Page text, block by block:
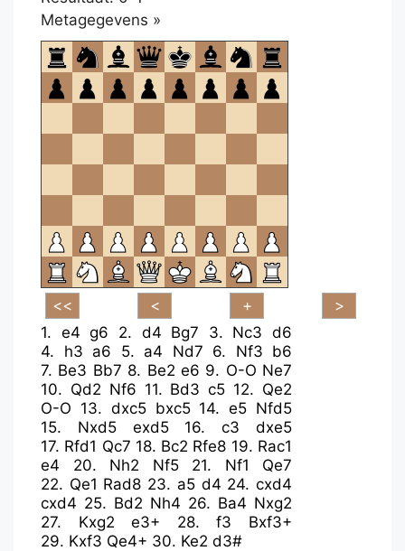
Metagegevens »
om
te
openen.
1. e4 g6 2. d4 Bg7 3. Nc3 d6
4. h3 a6 5. a4 Nd7 6. Nf3 b6
7. Be3 Bb7 8. Be2 e6 9. O-O Ne7
10. Qd2 Nf6 11. Bd3 c5 12. Qe2
O-O 13. dxc5 bxc5 14.e5 Nfd5
15. Nxd5 exd5 16.c3
dxe5
17. Rfd1 Qc7 18. Bc2 Rfe8 19. Rac1
e4
20. Nh2 Nf5 21. Nf1
Qe7
22. Qe1 Rad8 23. a5 d4 24.cxd4
cxd4 25. Bd2 Nh4 26. Ba4 Nxg2
27. Kxg2 e3+ 28.f3
Bxf3+
29. Kxf3 Qe4+ 30. Ke2 d3#